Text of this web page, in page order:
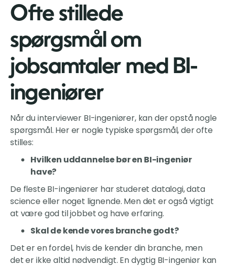
Ofte stillede
spørgsmål om
jobsamtaler med BI-
ingeniører
Når du interviewer BI-ingeniører, kan der opstå nogle
spørgsmål. Her er nogle typiske spørgsmål, der ofte
stilles:
Hvilken uddannelse bør en BI-ingeniør
have?
De fleste BI-ingeniører har studeret datalogi, data
science eller noget lignende. Men det er også vigtigt
at være god til jobbet og have erfaring.
Skal de kende vores branche godt?
Det er en fordel, hvis de kender din branche, men
det er ikke altid nødvendigt. En dygtig BI-ingeniør kan